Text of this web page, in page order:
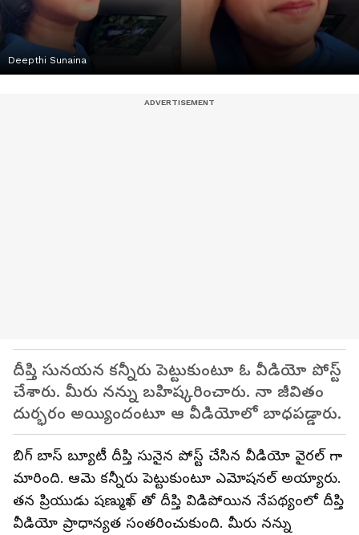
Deepthi Sunaina
దీప్తి సునయన కన్నీరు పెట్టుకుంటూ ఓ వీడియో పోస్ట్
చేశారు. మీరు నన్ను బహిష్కరించారు. నా జీవితం
దుర్భరం అయ్యిందంటూ ఆ వీడియోలో బాధపడ్డారు.
బిగ్ బాస్ బ్యూటీ దీప్తి సునైన పోస్ట్ చేసిన వీడియో వైరల్ గా
మారింది. ఆమె కన్నీరు పెట్టుకుంటూ ఎమోషనల్ అయ్యారు.
తన ప్రియుడు షణ్ముఖ్ తో దీప్తి విడిపోయిన నేపథ్యంలో దీప్తి
వీడియో ప్రాధాన్యత సంతరించుకుంది. మీరు నన్ను